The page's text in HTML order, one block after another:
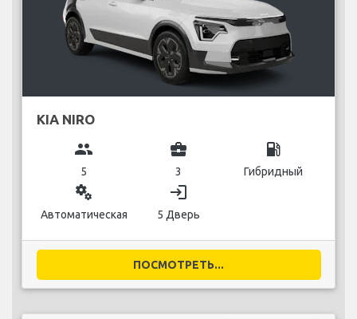
KIA NIRO
group
5
business_center
3
local_gas_station
Гибридный
miscellaneous_services
Автоматическая
login
5 Дверь
ПОСМОТРЕТЬ...